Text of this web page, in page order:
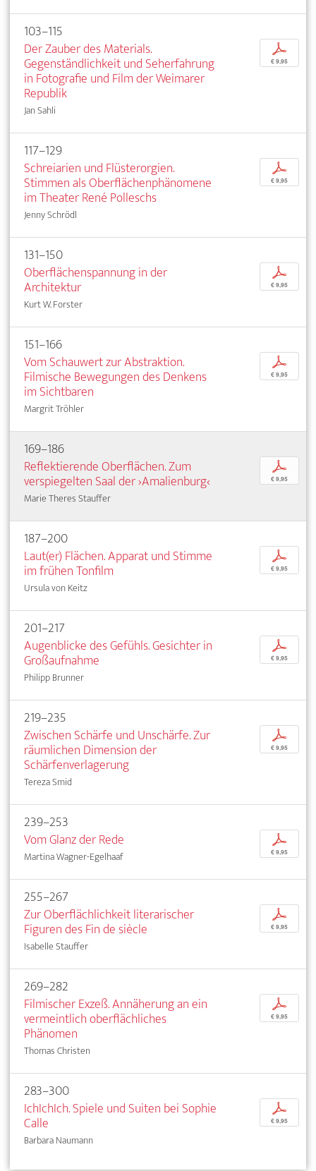
103–115
Der Zauber des Materials.
Gegenständlichkeit und Seherfahrung
in Fotografie und Film der Weimarer
Republik
Jan Sahli
p
€ 9,95
117–129
Schreiarien und Flüsterorgien.
Stimmen als Oberflächenphänomene
im Theater René Polleschs
Jenny Schrödl
p
€ 9,95
131–150
Oberflächenspannung in der
Architektur
Kurt W. Forster
p
€ 9,95
151–166
Vom Schauwert zur Abstraktion.
Filmische Bewegungen des Denkens
im Sichtbaren
Margrit Tröhler
p
€ 9,95
169–186
Reflektierende Oberflächen. Zum
verspiegelten Saal der ›Amalienburg‹
Marie Theres Stauffer
p
€ 9,95
187–200
Laut(er) Flächen. Apparat und Stimme
im frühen Tonfilm
Ursula von Keitz
p
€ 9,95
201–217
Augenblicke des Gefühls. Gesichter in
Großaufnahme
Philipp Brunner
p
€ 9,95
219–235
Zwischen Schärfe und Unschärfe. Zur
räumlichen Dimension der
Schärfenverlagerung
Tereza Smid
p
€ 9,95
239–253
Vom Glanz der Rede
Martina Wagner-Egelhaaf
p
€ 9,95
255–267
Zur Oberflächlichkeit literarischer
Figuren des Fin de siècle
Isabelle Stauffer
p
€ 9,95
269–282
Filmischer Exzeß. Annäherung an ein
vermeintlich oberflächliches
Phänomen
Thomas Christen
p
€ 9,95
283–300
IchIchIch. Spiele und Suiten bei Sophie
Calle
Barbara Naumann
p
€ 9,95